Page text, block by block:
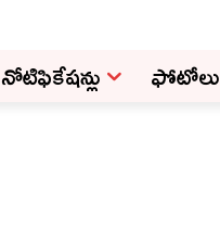
నోటిఫికేషన్లు ఫోటోలు